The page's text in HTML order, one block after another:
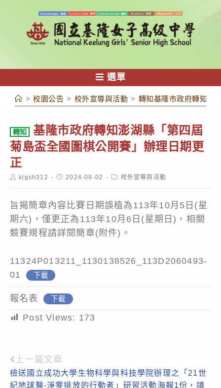
容
選單
> 校園公告 > 校外宣導與活動 > 轉知基隆市政府轉知澎
轉知
基隆市政府轉知澎湖縣「第四屆
菊島盃全國圍棋公開賽」辦理日期更
正
Postklgsh312
Post2024-09-02
Post校外宣導與活動
旨揭簡章內容比賽日期誤植為113年10月5日(星
期六)，僅更正為113年10月6日(星期日)，相關
競賽規程請詳閱簡章(附件)。
11324P013211_1130138526_113D2060493-
01
下載
報名表 下載
Post Views: 173
Read
more
上一篇文章
檢送國立成功大學生物科學與科技學院辦理之「21世
紀地球醫-淨零排放的行動者」研習活動海報1份，請